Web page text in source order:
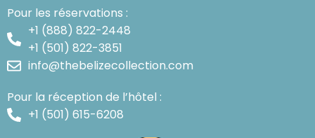
Pour les réservations :
+1 (888) 822-2448
+1 (501) 822-3851
info@thebelizecollection.com
Pour la réception de l’hôtel :
+1 (501) 615-6208